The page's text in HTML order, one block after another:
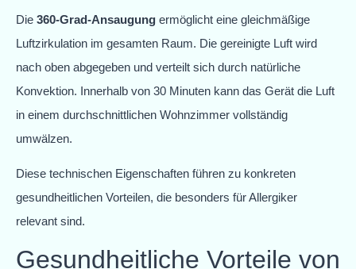
Die 360-Grad-Ansaugung ermöglicht eine gleichmäßige
Luftzirkulation im gesamten Raum. Die gereinigte Luft wird
nach oben abgegeben und verteilt sich durch natürliche
Konvektion. Innerhalb von 30 Minuten kann das Gerät die Luft
in einem durchschnittlichen Wohnzimmer vollständig
umwälzen.
Diese technischen Eigenschaften führen zu konkreten
gesundheitlichen Vorteilen, die besonders für Allergiker
relevant sind.
Gesundheitliche Vorteile von